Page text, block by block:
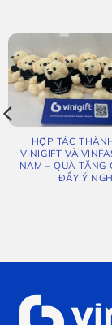
HỢP TÁC
VINIGIFT VÀ
NAM – QUÀ TẶNG
ĐẦY Ý